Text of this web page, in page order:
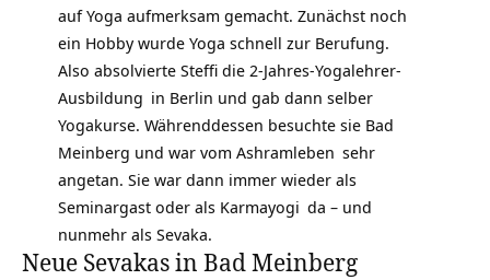
auf Yoga aufmerksam gemacht. Zunächst noch
ein Hobby wurde Yoga schnell zur Berufung.
Also absolvierte Steffi die 2-Jahres-Yogalehrer-
Ausbildung in Berlin und gab dann selber
Yogakurse. Währenddessen besuchte sie Bad
Meinberg und war vom Ashramleben sehr
angetan. Sie war dann immer wieder als
Seminargast oder als Karmayogi da – und
nunmehr als Sevaka.
Neue Sevakas in Bad Meinberg